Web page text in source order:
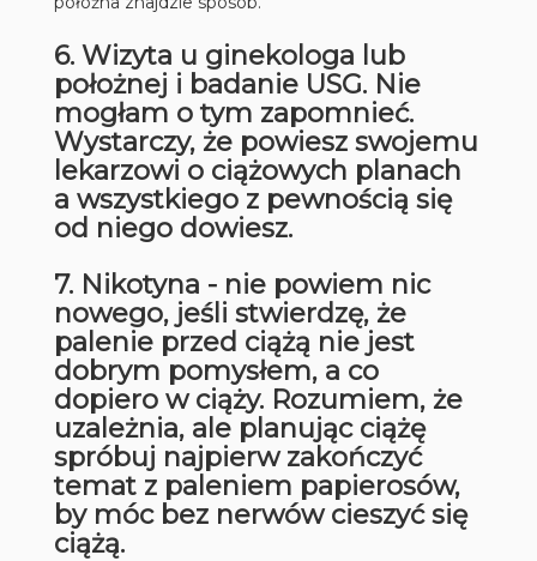
6. Wizyta u ginekologa lub
położnej i badanie USG. Nie
mogłam o tym zapomnieć.
Wystarczy, że powiesz swojemu
lekarzowi o ciążowych planach
a wszystkiego z pewnością się
od niego dowiesz.
7. Nikotyna - nie powiem nic
nowego, jeśli stwierdzę, że
palenie przed ciążą nie jest
dobrym pomysłem, a co
dopiero w ciąży. Rozumiem, że
uzależnia, ale planując ciążę
spróbuj najpierw zakończyć
temat z paleniem papierosów,
by móc bez nerwów cieszyć się
ciążą.